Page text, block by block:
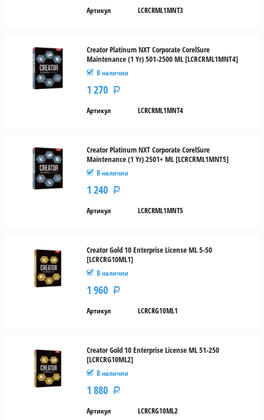
Артикул LCRCRML1MNT3
Creator Platinum NXT Corporate CorelSure
Maintenance (1 Yr) 501-2500 ML [LCRCRML1MNT4]
В наличии
1 270 Р
Артикул LCRCRML1MNT4
Creator Platinum NXT Corporate CorelSure
Maintenance (1 Yr) 2501+ ML [LCRCRML1MNT5]
В наличии
1 240 Р
Артикул LCRCRML1MNT5
Creator Gold 10 Enterprise License ML 5-50
[LCRCRG10ML1]
В наличии
1 960 Р
Артикул LCRCRG10ML1
Creator Gold 10 Enterprise License ML 51-250
[LCRCRG10ML2]
В наличии
1 880 Р
Артикул LCRCRG10ML2